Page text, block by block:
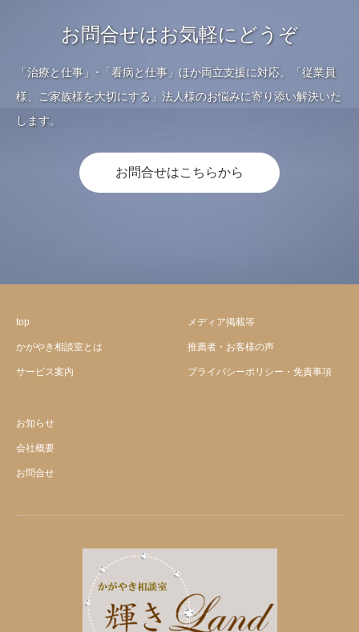
お問合せはお気軽にどうぞ
「治療と仕事」･「看病と仕事」ほか両立支援に対応。「従業員
様、ご家族様を大切にする」法人様のお悩みに寄り添い解決いた
します。
お問合せはこちらから
top
かがやき相談室とは
サービス案内
メディア掲載等
推薦者・お客様の声
プライバシーポリシー・免責事項
お知らせ
会社概要
お問合せ